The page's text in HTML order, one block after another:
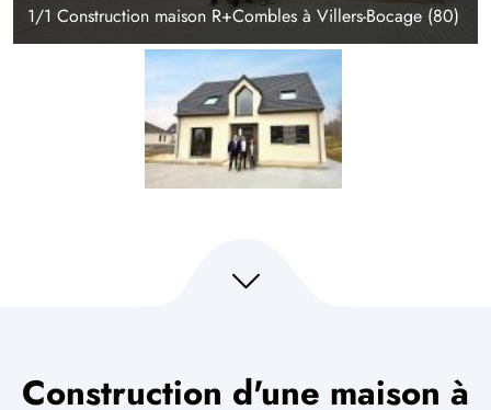
1/1 Construction maison R+Combles à Villers-Bocage (80)
Construction d'une maison à